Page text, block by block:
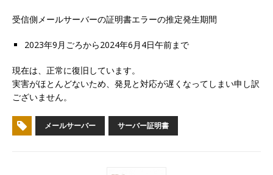
受信側メールサーバーの証明書エラーの推定発生期間
2023年9月ごろから2024年6月4日午前まで
現在は、正常に復旧しています。
実害がほとんどないため、発見と対応が遅くなってしまい申し訳
ございません。
メールサーバー サーバー証明書